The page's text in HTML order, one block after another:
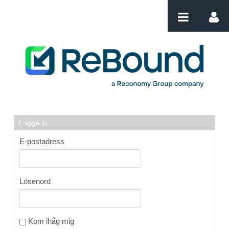
Login
Logga in
E-postadress
Lösenord
Kom ihåg mig